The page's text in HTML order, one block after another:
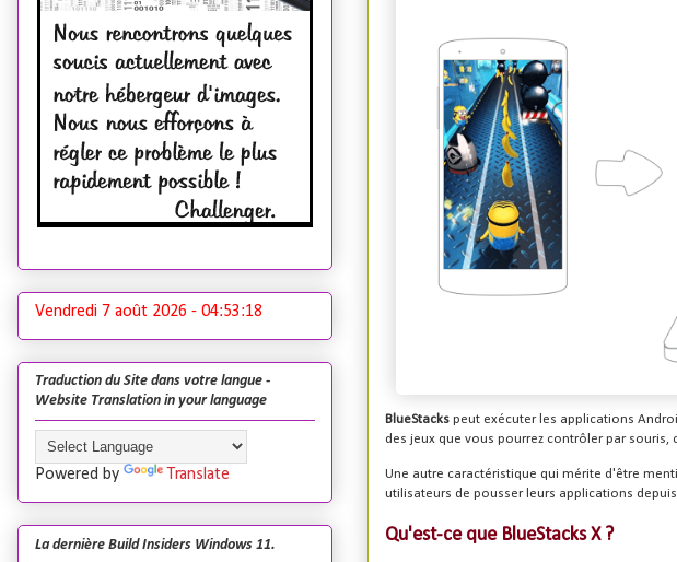
BlueStacks peut exécuter les applications
des jeux que vous pourrez contrôler par
Une autre caractéristique qui mérite d'être
utilisateurs de pousser leurs applications
Qu'est-ce que BlueStacks X ?
Vendredi 7 août 2026 - 04:53:20
Traduction du Site dans votre langue -
Website Translation in your language
Powered by Translate
La dernière Build Insiders Windows 11.